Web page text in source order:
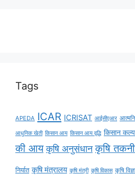
Tags
APEDA ICAR ICRISAT आईसीएआर
आधुनिक खेती किसान आय किसान आय वृद्धि किसान
की आय कृषि अनुसंधान कृषि
निर्यात कृषि मंत्रालय कृषि मंत्री कृषि विकास कृषि